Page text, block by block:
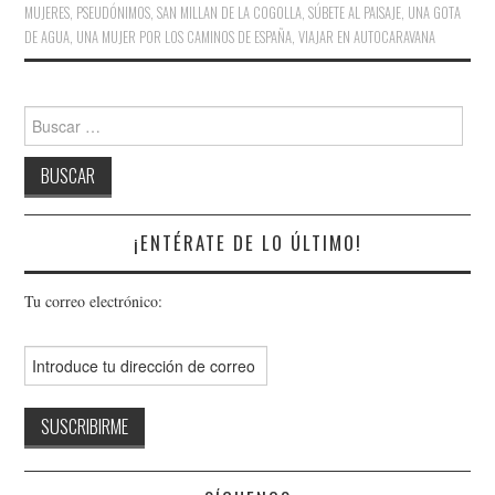
MUJERES, PSEUDÓNIMOS,SAN MILLAN DE LA COGOLLA,SÚBETE AL PAISAJE, UNA GOTA
DE AGUA, UNA MUJER POR LOS CAMINOS DE ESPAÑA,VIAJAR EN AUTOCARAVANA
¡ENTÉRATE DE LO ÚLTIMO!
Tu correo electrónico: